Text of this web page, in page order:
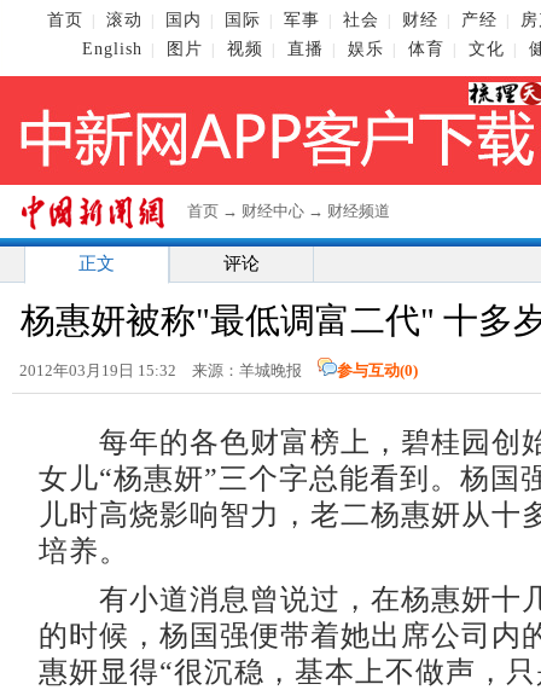
首页 滚动 国内 国际 军事 社会 财经 产经
English
图片 视频 直播 娱乐 体育 文化
首页 → 财经中心 → 财经频道
正文 评论
杨惠妍被称"最低调富二代" 十多
2012年03月19日 15:32 来源：羊城晚报 参与互动(0)
每年的各色财富榜上，碧桂园创
女儿“杨惠妍”三个字总能看到。杨国
儿时高烧影响智力，老二杨惠妍从十
培养。
有小道消息曾说过，在杨惠妍十
的时候，杨国强便带着她出席公司内
惠妍显得“很沉稳，基本上不做声，